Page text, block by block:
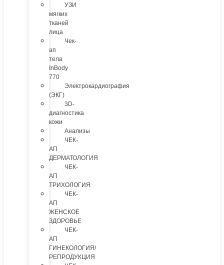
УЗИ
мягких
тканей
лица
Чек-
ап
тела
InBody
770
Электрокардиография
(ЭКГ)
3D-
диагностика
кожи
Анализы
ЧЕК-
АП
ДЕРМАТОЛОГИЯ
ЧЕК-
АП
ТРИХОЛОГИЯ
ЧЕК-
АП
ЖЕНСКОЕ
ЗДОРОВЬЕ
ЧЕК-
АП
ГИНЕКОЛОГИЯ/
РЕПРОДУКЦИЯ